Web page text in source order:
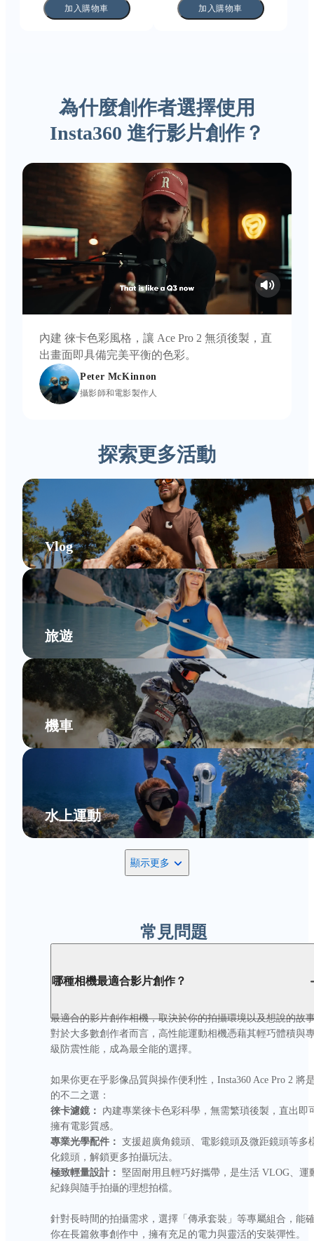
加入購物車 加入購物車
為什麼創作者選擇使用
Insta360 進行影片創作？
內建 徠卡色彩風格，讓 Ace Pro 2 無須後製，直
出畫面即具備完美平衡的色彩。
Peter McKinnon
攝影師和電影製作人
探索更多活動
Vlog
旅遊
機車
水上運動
顯示更多
常見問題
哪種相機最適合影片創作？
最適合的影片創作相機，取決於你的拍攝環境以及想說的故
對於大多數創作者而言，高性能運動相機憑藉其輕巧體積與
級防震性能，成為最全能的選擇。
如果你更在乎影像品質與操作便利性，Insta360 Ace Pro 2 將
徠卡濾鏡：
內建專業徠卡色彩科學，無需繁瑣後製，直出即
專業光學配件： 支援超廣角鏡頭、電影鏡頭及微距鏡頭等多
極致輕量設計： 堅固耐用且輕巧好攜帶，是生活 VLOG、運
紀錄與隨手拍攝的理想拍檔。
針對長時間的拍攝需求，選擇「傳承套裝」等專屬組合，能
你在長篇敘事創作中，擁有充足的電力與靈活的安裝彈性。